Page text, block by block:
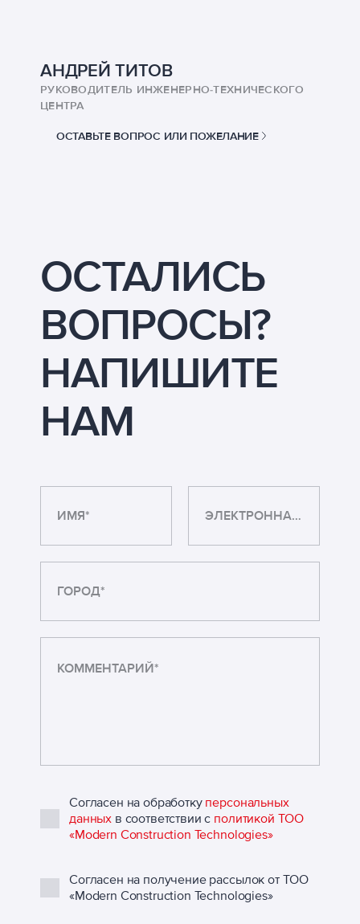
АНДРЕЙ ТИТОВ
РУКОВОДИТЕЛЬ ИНЖЕНЕРНО-ТЕХНИЧЕСКОГО
ЦЕНТРА
ОСТАВЬТЕ ВОПРОС ИЛИ ПОЖЕЛАНИЕ
ОСТАЛИСЬ
ВОПРОСЫ?
НАПИШИТЕ
НАМ
ИМЯ* ЭЛЕКТРОННАЯ ПОЧТА*
ГОРОД*
Согласен на обработку персональных
данных в соответствии с политикой ТОО
«Modern Construction Technologies»
Согласен на получение рассылок от ТОО
«Modern Construction Technologies»